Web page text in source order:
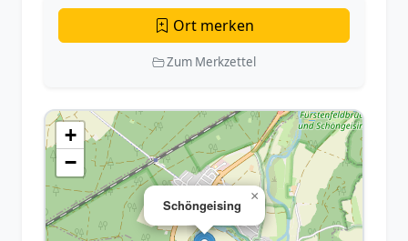
Ort merken
Zum Merkzettel
Schöngeising
×
+
−